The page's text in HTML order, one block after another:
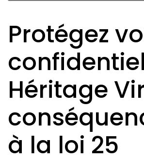
Protégez
Héritage
à la loi 25